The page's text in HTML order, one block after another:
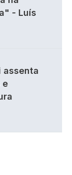
- Luís
assenta
e